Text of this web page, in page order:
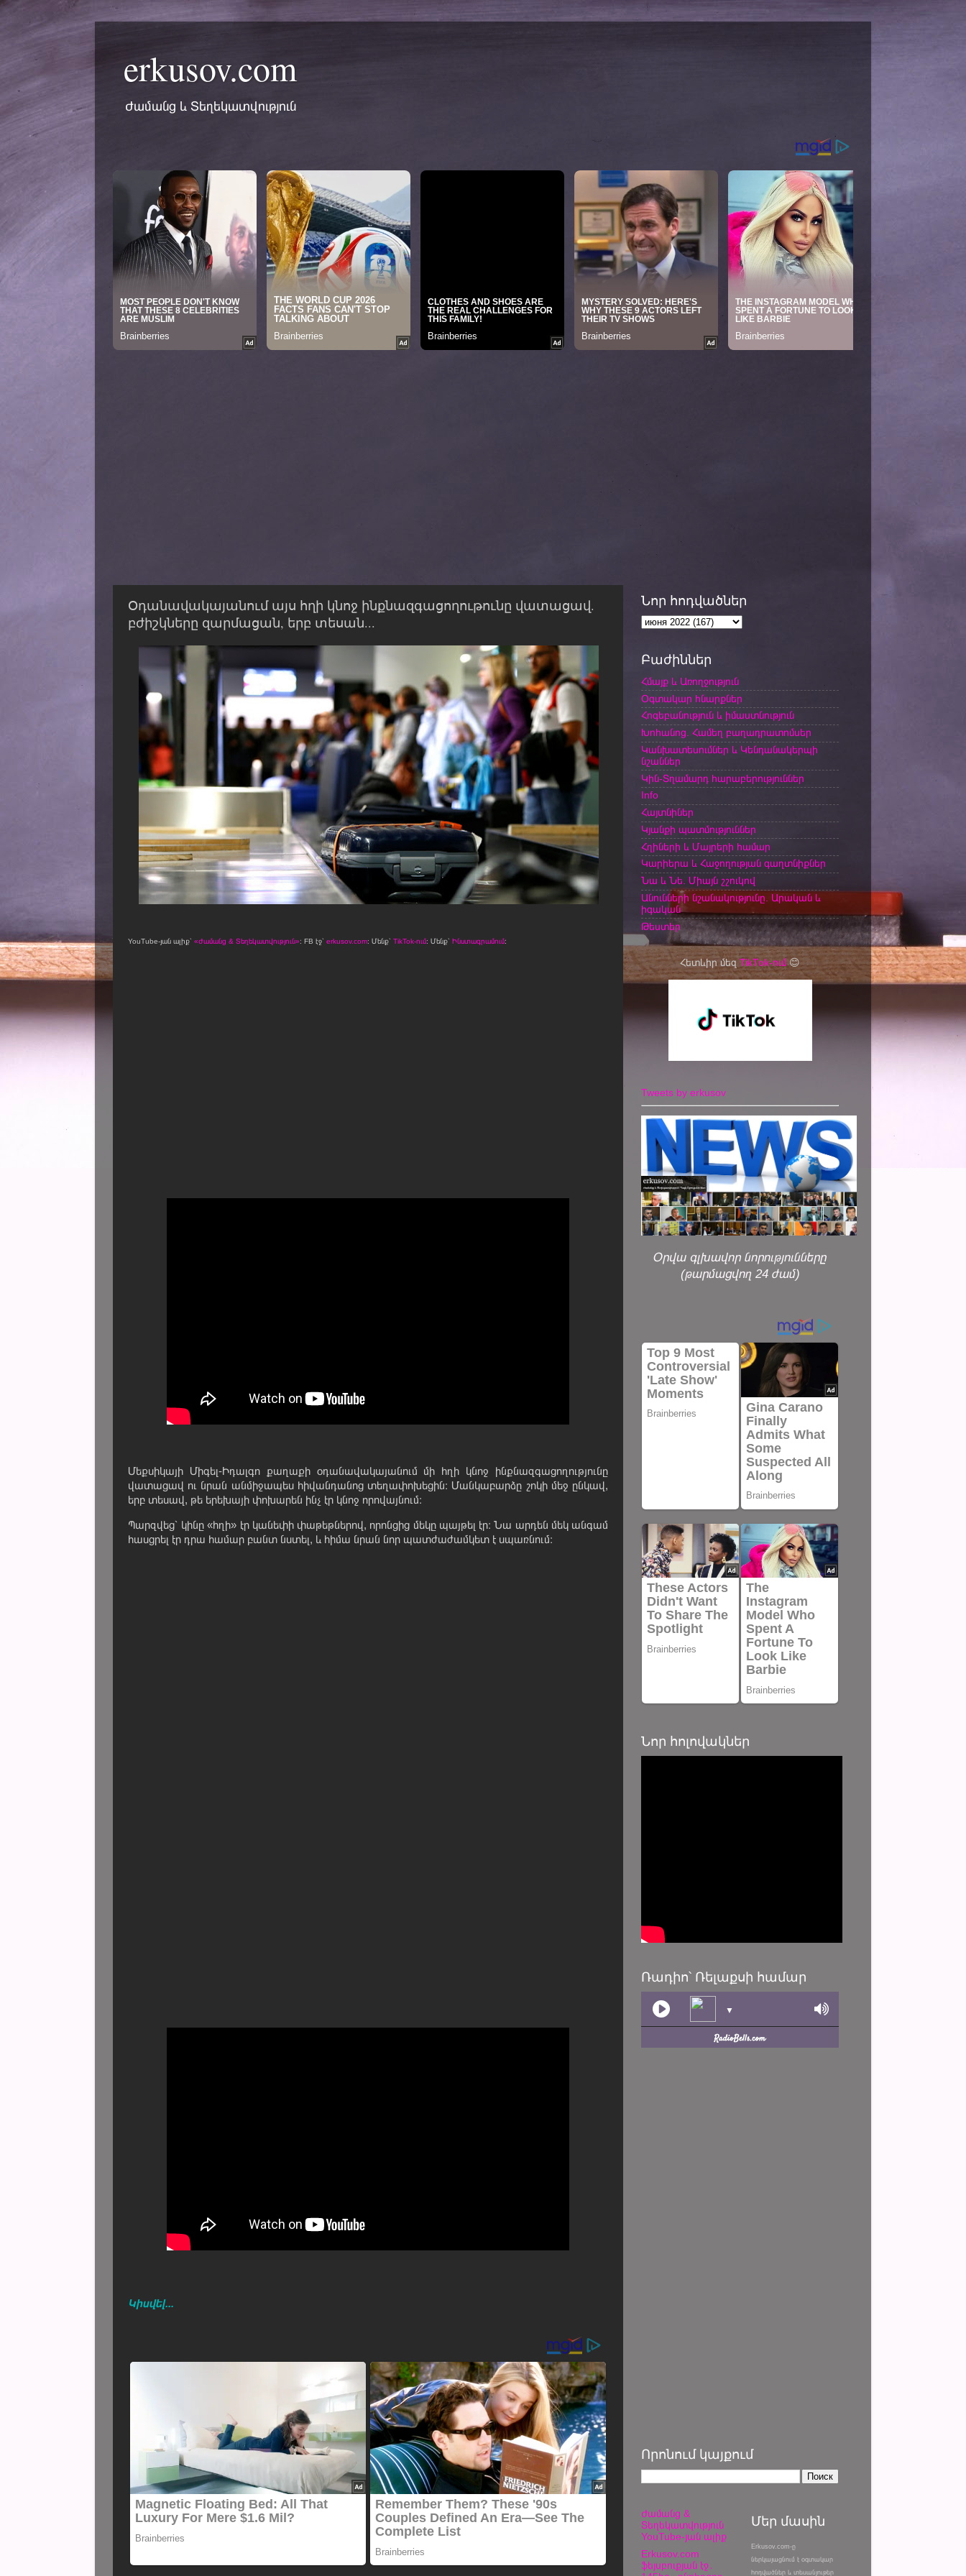
erkusov.com
Ժամանց և Տեղեկատվություն
Օդանավակայանում այս հղի կնոջ ինքնազգացողութունը վատացավ.
բժիշկները զարմացան, երբ տեսան...
YouTube-յան ալիք՝ «Ժամանց & Տեղեկատվություն»։ FB էջ՝ erkusov.com: Մենք՝ TikTok-ում: Մենք՝ Ինստագրամում։
Մեքսիկայի Միգել-Իդալգո քաղաքի օդանավակայանում մի հղի կնոջ ինքնազգացողությունը
վատացավ ու նրան անմիջապես հիվանդանոց տեղափոխեցին։ Մանկաբարձը շոկի մեջ ընկավ,
երբ տեսավ, թե երեխայի փոխարեն ինչ էր կնոջ որովայնում։
Պարզվեց՝ կինը «հղի» էր կանեփի փաթեթներով, որոնցից մեկը պայթել էր։ Նա արդեն մեկ անգամ
հասցրել էր դրա համար բանտ նստել, և հիմա նրան նոր պատժաժամկետ է սպառնում։
Կիսվել...
Նոր հոդվածներ
Բաժիններ
Հմայք և Առողջություն
Օգտակար հնարքներ
Հոգեբանություն և իմաստնություն
Խոհանոց. Համեղ բաղադրատոմսեր
Կանխատեսումներ և Կենդանակերպի
նշաններ
Կին-Տղամարդ հարաբերություններ
Info
Հայտնիներ
Կյանքի պատմություններ
Հղիների և Մայրերի համար
Կարիերա և Հաջողության գաղտնիքներ
Նա և Նե. Միայն շշուկով
Անունների նշանակությունը. Արական և
իգական
Թեստեր
Հետևիր մեզ TikTok-ում😊
Tweets by erkusov
Օրվա գլխավոր նորությունները
(թարմացվող 24 ժամ)
Նոր հոլովակներ
Ռադիո՝ Ռելաքսի համար
▼
Որոնում կայքում
Ժամանց &
Տեղեկատվություն
YouTube-յան ալիք
Erkusov.com
ֆեյսբուքյան էջ․
Մեր մասին
Erkusov.com-ը
ներկայացնում է օգտակար
հոդվածներ և տեսանյութեր